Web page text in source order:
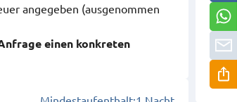
angegeben (ausgenommen
einen konkreten